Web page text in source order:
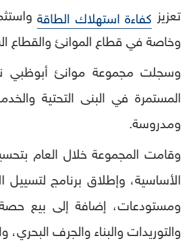
تعزيز كفاءة استهلاك الطاقة
وخاصة في قطاع الموانئ والقطاع
وسجلت مجموعة موانئ أبوظبي
المستمرة في البنى التحتية
ومدروسة.
وقامت المجموعة خلال العام
ومستودعات، إضافة إلى بيع
والتوريدات والبناء والجرف